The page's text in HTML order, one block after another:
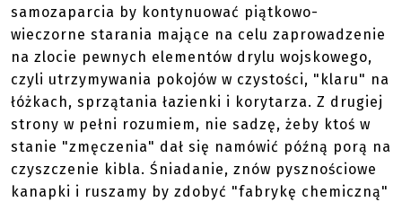
samozaparcia by kontynuować piątkowo-
wieczorne starania mające na celu zaprowadzenie
na zlocie pewnych elementów drylu wojskowego,
czyli utrzymywania pokojów w czystości, "klaru" na
łóżkach, sprzątania łazienki i korytarza. Z drugiej
strony w pełni rozumiem, nie sadzę, żeby ktoś w
stanie "zmęczenia" dał się namówić późną porą na
czyszczenie kibla. Śniadanie, znów pysznościowe
kanapki i ruszamy by zdobyć "fabrykę chemiczną"